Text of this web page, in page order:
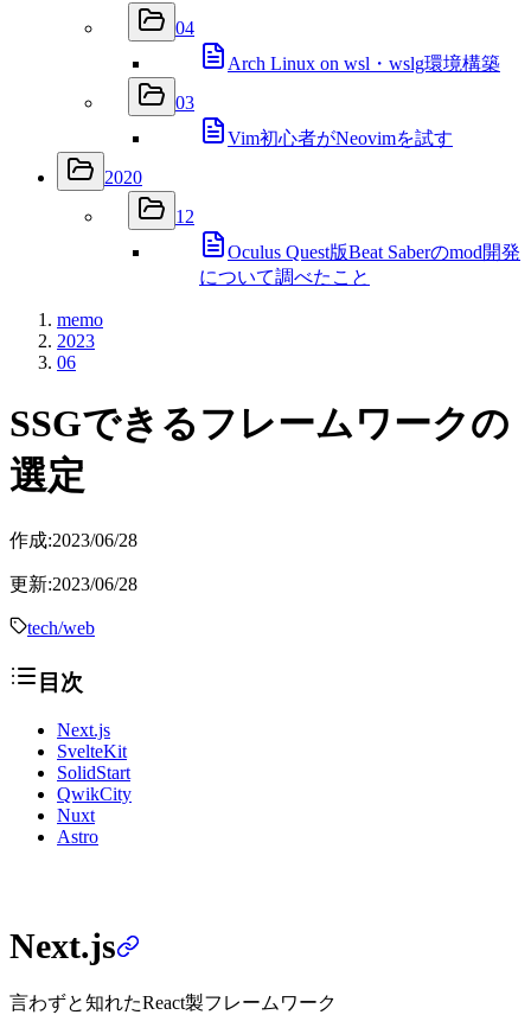
04
Arch Linux on wsl・wslg環境構築
03
Vim初心者がNeovimを試す
2020
12
Oculus Quest版Beat Saberのmod開発
について調べたこと
memo
2023
06
SSGできるフレームワークの
選定
作成:2023/06/28
更新:2023/06/28
tech/web
目次
Next.js
SvelteKit
SolidStart
QwikCity
Nuxt
Astro
Next.js
言わずと知れたReact製フレームワーク